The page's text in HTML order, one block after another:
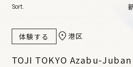
Sort.
体験する 港区
TOJI TOKYO Azabu-Juban